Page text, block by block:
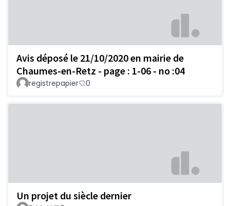
Avis déposé le 21/10/2020 en mairie de
Chaumes-en-Retz - page : 1-06 - no :04
registrepapier 0
Un projet du siècle dernier